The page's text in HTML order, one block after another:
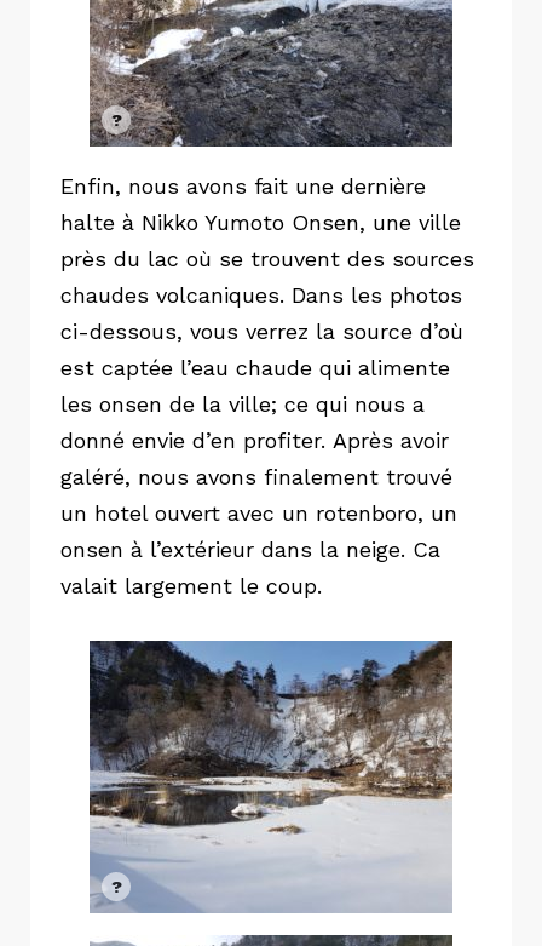
Enfin, nous avons fait une dernière
halte à Nikko Yumoto Onsen, une ville
près du lac où se trouvent des sources
chaudes volcaniques. Dans les photos
ci-dessous, vous verrez la source d’où
est captée l’eau chaude qui alimente
les onsen de la ville; ce qui nous a
donné envie d’en profiter. Après avoir
galéré, nous avons finalement trouvé
un hotel ouvert avec un rotenboro, un
onsen à l’extérieur dans la neige. Ca
valait largement le coup.